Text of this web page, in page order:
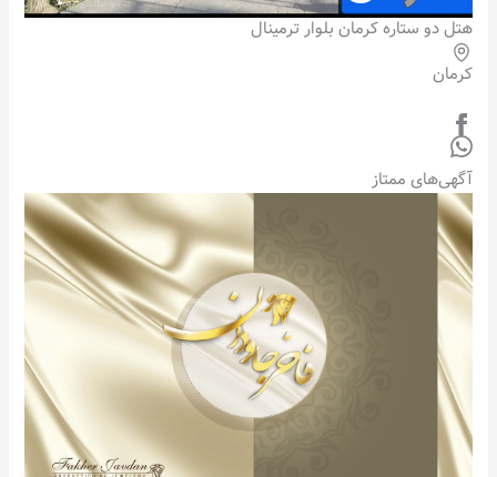
هتل دو ستاره کرمان بلوار ترمینال
کرمان
آگهی‌های ممتاز